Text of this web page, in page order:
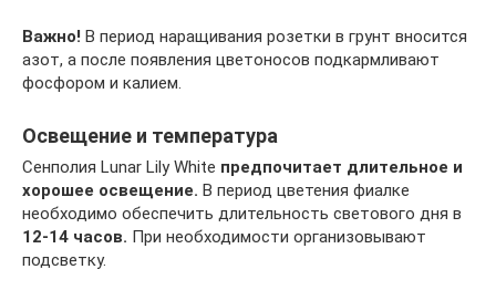
Важно! В период наращивания розетки в грунт вносится
азот, а после появления цветоносов подкармливают
фосфором и калием.
Освещение и температура
Сенполия Lunar Lily White предпочитает длительное и
хорошее освещение. В период цветения фиалке
необходимо обеспечить длительность светового дня в
12-14 часов. При необходимости организовывают
подсветку.